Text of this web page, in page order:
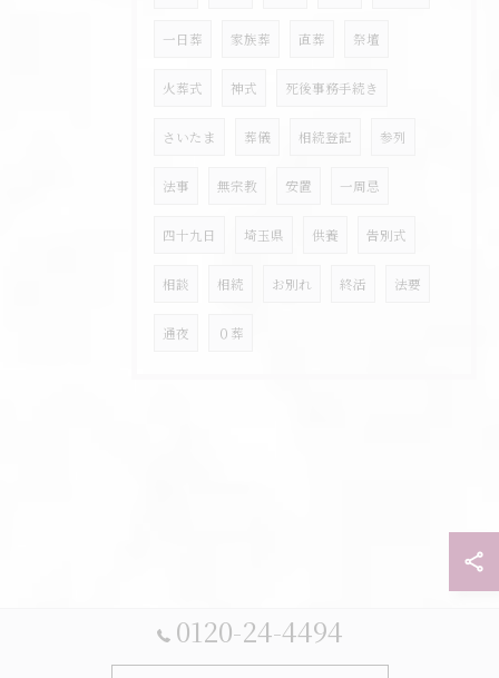
一日葬 家族葬 直葬 祭壇
火葬式 神式 死後事務手続き
さいたま 葬儀 相続登記 参列
法事 無宗教 安置 一周忌
四十九日 埼玉県 供養 告別式
相談 相続 お別れ 終活 法要
通夜 ０葬
0120-24-4494